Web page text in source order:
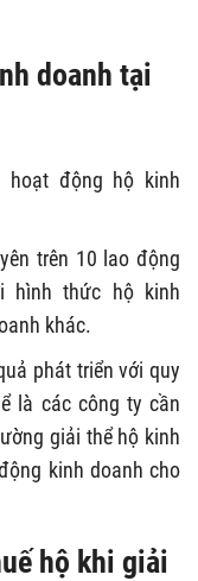
doanh tại
hoạt động hộ kinh
trên 10 lao động
hình thức hộ kinh
khác.
phát triển với quy
là các công ty cần
giải thể hộ kinh
kinh doanh cho
hộ khi giải